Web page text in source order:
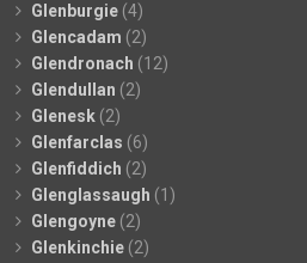
Glenburgie (4)
Glencadam (2)
Glendronach (12)
Glendullan (2)
Glenesk (2)
Glenfarclas (6)
Glenfiddich (2)
Glenglassaugh (1)
Glengoyne (2)
Glenkinchie (2)